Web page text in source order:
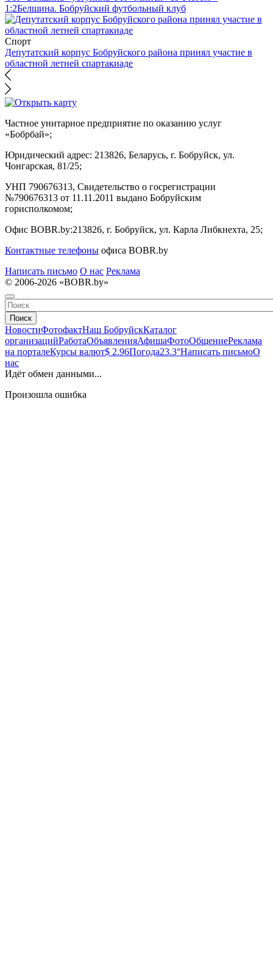
1:2Белшина. Бобруйский футбольный клуб
Спорт
Депутатский корпус Бобруйского района принял участие в
областной летней спартакиаде
Частное унитарное предприятие по оказанию услуг
«Бобрбай»;
Юридический адрес: 213826, Беларусь, г. Бобруйск, ул.
Чонгарская, 81/25;
УНП 790676313, Свидетельство о госрегистрации
№790676313 от 11.11.2011 выдано Бобруйским
горисполкомом;
Офис BOBR.by:213826, г. Бобруйск, ул. Карла Либкнехта, 25;
Контактные телефоны офиса BOBR.by
Написать письмо О нас Реклама
© 2006-2026 «BOBR.by»
Поиск
НовостиФотофактНаш БобруйскКаталог
организацийРаботаОбъявленияАфишаФотоОбщениеРеклама
на порталеКурсы валют$ 2.96Погода23.3°Написать письмоО
нас
Идёт обмен данными...
Произошла ошибка